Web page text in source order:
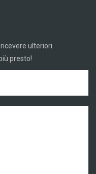
ulteriori
presto!